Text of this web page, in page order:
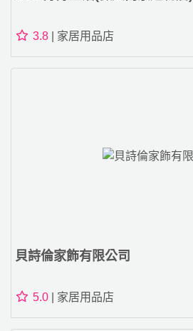
3.8 | 家居用品店
貝詩倫家飾有限公司
5.0 | 家居用品店